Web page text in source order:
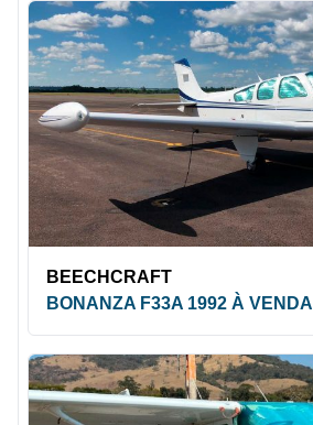
BEECHCRAFT
BONANZA F33A 1992 À VENDA